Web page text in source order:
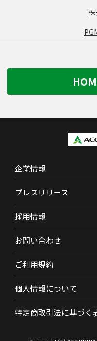
株
企業情報
プレスリリース
採用情報
お問い合わせ
ご利用規約
個人情報について
特定商取引法に基づく